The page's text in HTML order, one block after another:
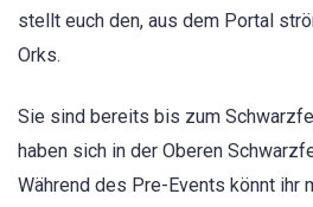
stellt euch den, aus dem Portal
Orks.
Sie sind bereits bis zum
haben sich in der Oberen
Während des Pre-Events könnt ihr